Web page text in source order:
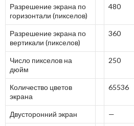
Разрешение экрана по
горизонтали (пикселов)
480
Разрешение экрана по
вертикали (пикселов)
360
Число пикселов на
дюйм
250
Количество цветов
экрана
65536
Двусторонний экран —